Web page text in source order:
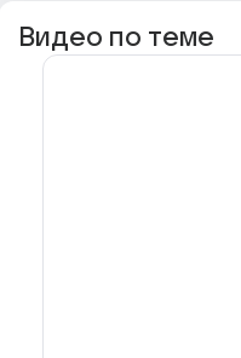
Видео по теме